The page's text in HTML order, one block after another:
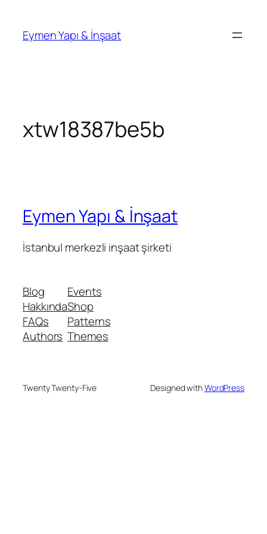
Eymen Yapı & İnşaat
xtw18387be5b
Eymen Yapı & İnşaat
İstanbul merkezli inşaat şirketi
Blog
Hakkında
FAQs
Authors
Events
Shop
Patterns
Themes
Twenty Twenty-Five Designed withWordPress